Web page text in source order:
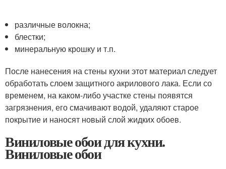
различные волокна;
блестки;
минеральную крошку и т.п.
После нанесения на стены кухни этот материал следует
обработать слоем защитного акрилового лака. Если со
временем, на каком-либо участке стены появятся
загрязнения, его смачивают водой, удаляют старое
покрытие и наносят новый слой жидких обоев.
Виниловые обои для кухни.
Виниловые обои